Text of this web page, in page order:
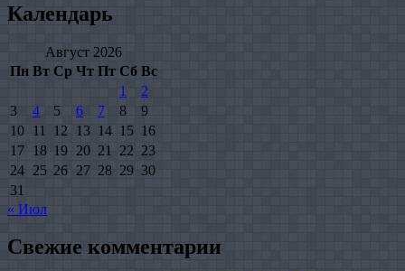
Календарь
Август 2026
Пн Вт Ср Чт Пт Сб Вс
1
2
3
4 5 6 7 8
9
10 11 12 13 14 15 16
17 18 19 20 21 22 23
24 25 26 27 28 29 30
31
« Июл
Свежие комментарии